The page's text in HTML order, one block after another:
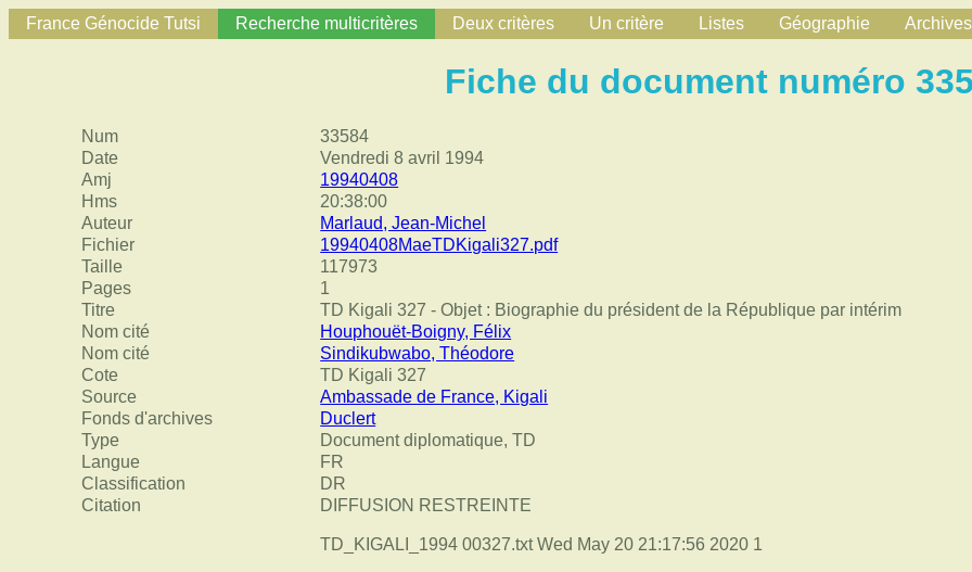
France Génocide Tutsi Recherche multicritères Deux critères Un critère Listes Géographie Archives
Fiche du document numéro
Num
33584
Date
Vendredi 8 avril 1994
Amj
19940408
Hms
20:38:00
Auteur
Marlaud, Jean-Michel
Fichier
19940408MaeTDKigali327.pdf
Taille
117973
Pages
1
Titre
TD Kigali 327 - Objet : Biographie du président de la République par intérim
Nom cité
Houphouët-Boigny, Félix
Nom cité
Sindikubwabo, Théodore
Cote
TD Kigali 327
Source
Ambassade de France, Kigali
Fonds d'archives
Duclert
Type
Document diplomatique, TD
Langue
FR
Classification
DR
Citation
DIFFUSION RESTREINTE
TD_KIGALI_1994 00327.txt Wed May 20 21:17:56 2020 1